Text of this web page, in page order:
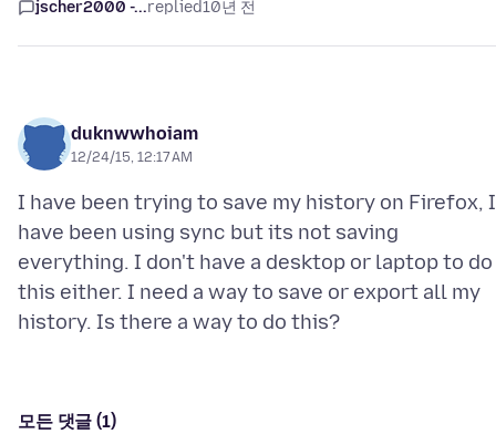
jscher2000 -...replied10년 전
duknwwhoiam
12/24/15, 12:17 AM
I have been trying to save my history on Firefox, I
have been using sync but its not saving
everything. I don't have a desktop or laptop to do
this either. I need a way to save or export all my
모든 댓글 (1)